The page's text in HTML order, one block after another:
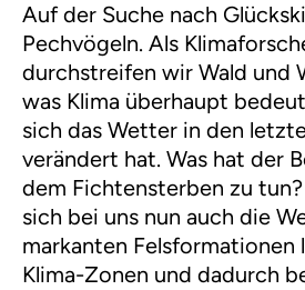
Auf der Suche nach
Pechvögeln. Als
durchstreifen wir Wald und
was Klima überhaupt
sich das Wetter in den
verändert hat. Was hat der
dem Fichtensterben zu
sich bei uns nun auch die
markanten Felsformationen
Klima-Zonen und dadurch